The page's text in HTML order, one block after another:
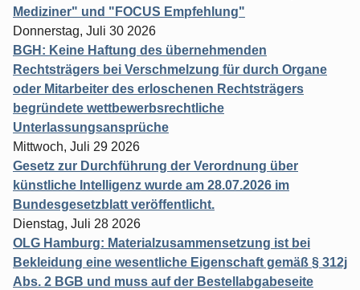
Mediziner" und "FOCUS Empfehlung"
Donnerstag, Juli 30 2026
BGH: Keine Haftung des übernehmenden
Rechtsträgers bei Verschmelzung für durch Organe
oder Mitarbeiter des erloschenen Rechtsträgers
begründete wettbewerbsrechtliche
Unterlassungsansprüche
Mittwoch, Juli 29 2026
Gesetz zur Durchführung der Verordnung über
künstliche Intelligenz wurde am 28.07.2026 im
Bundesgesetzblatt veröffentlicht.
Dienstag, Juli 28 2026
OLG Hamburg: Materialzusammensetzung ist bei
Bekleidung eine wesentliche Eigenschaft gemäß § 312j
Abs. 2 BGB und muss auf der Bestellabgabeseite